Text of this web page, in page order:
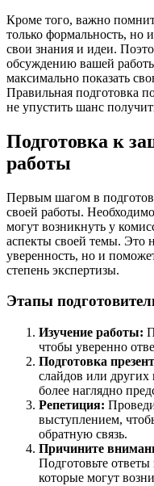
Кроме того, важно
только формальность, но
свои знания и идеи.
обсуждению вашей
максимально показать
Правильная подготовка
не упустить шанс
Подготовка к
работы
Первым шагом в
своей работы.
могут возникнуть у
аспекты своей темы. Это
уверенность, но и
степень экспертизы.
Этапы
Изучение работы:
чтобы уверенно
Подготовка
слайдов или других
более наглядно
Репетиция:
выступлением,
обратную связь.
Причините
Подготовьте
которые могут